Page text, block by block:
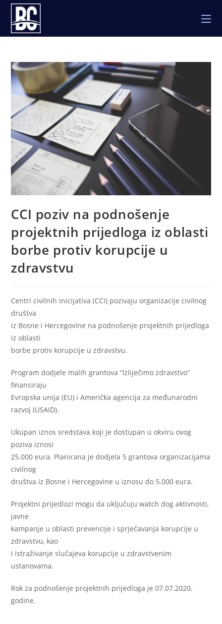
Skip
content
CCI poziv na podnošenje
projektnih prijedloga iz oblasti
borbe protiv korupcije u
zdravstvu
Centri civilnih inicijativa (CCI) pozivaju organizacije civilnog
društva
iz Bosne i Hercegovine na podnošenje projektnih prijedloga
iz oblasti
borbe protiv korupcije u zdravstvu.
Program dodjele malih grantova “Izliječimo zdravstvo”
finansiraju
Evropska unija (EU) i Američka agencija za međunarodni
razvoj (USAID).
Ukupan iznos sredstava koji je dostupan u okviru ovog
poziva iznosi
25.000 eura. Planirana je dodjela 5 grantova organizacijama
civilnog
društva iz Bosne i Hercegovine u iznosu do 5.000 eura.
Projektni prijedlozi mogu da uključuju watch dog aktivnosti,
javne
kampanje u oblasti prevencije i sprječavanja korupcije u
zdravstvu, kao
i istraživanje slučajeva korupcije u zdravstvenim
ustanovama.
Rok za podnošenje projektnih prijedloga je 07.07.2020.
godine.